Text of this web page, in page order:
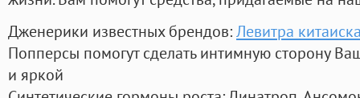
Дженерики известных брендов:Левитра
Попперсы помогут сделать интимную сторону
и яркой